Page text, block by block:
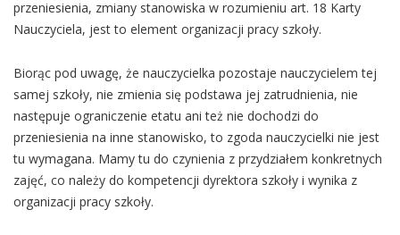
przeniesienia, zmiany stanowiska w rozumieniu art. 18 Karty
Nauczyciela, jest to element organizacji pracy szkoły.
Biorąc pod uwagę, że nauczycielka pozostaje nauczycielem tej
samej szkoły, nie zmienia się podstawa jej zatrudnienia, nie
następuje ograniczenie etatu ani też nie dochodzi do
przeniesienia na inne stanowisko, to zgoda nauczycielki nie jest
tu wymagana. Mamy tu do czynienia z przydziałem konkretnych
zajęć, co należy do kompetencji dyrektora szkoły i wynika z
organizacji pracy szkoły.